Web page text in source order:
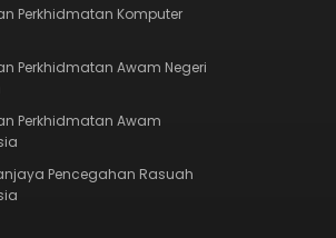
Perkhidmatan Komputer
Perkhidmatan Awam Negeri
Perkhidmatan Awam
Pencegahan Rasuah